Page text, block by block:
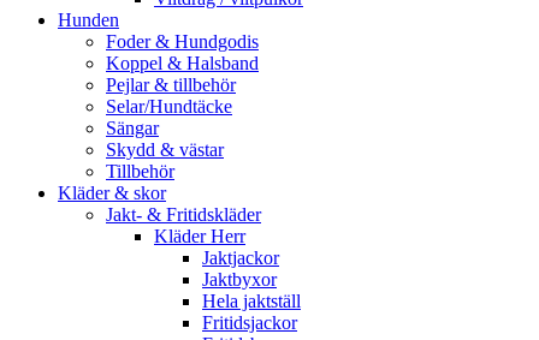
Hunden
Foder & Hundgodis
Koppel & Halsband
Pejlar & tillbehör
Selar/Hundtäcke
Sängar
Skydd & västar
Tillbehör
Kläder & skor
Jakt- & Fritidskläder
Kläder Herr
Jaktjackor
Jaktbyxor
Hela jaktställ
Fritidsjackor